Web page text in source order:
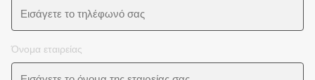
Όνομα εταιρείας